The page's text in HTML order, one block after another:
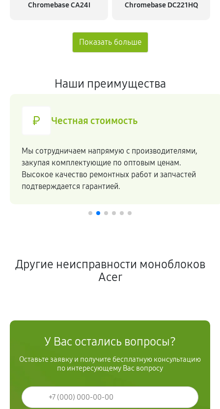
Chromebase CA24I Chromebase DC221HQ
Наши преимущества
Честная стоимость
Мы сотрудничаем напрямую c производителями,
закупая комплектующие по оптовым ценам.
Высокое качество ремонтных работ и запчастей
подтверждается гарантией.
Другие неисправности моноблоков
Acer
У Вас остались вопросы?
Оставьте заявку и получите бесплатную консультацию
по интересующему Вас вопросу